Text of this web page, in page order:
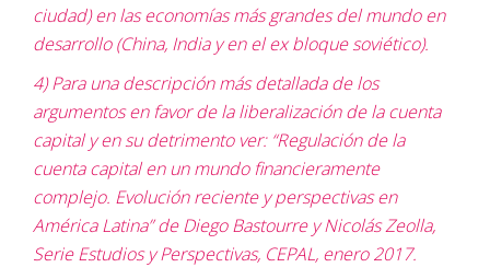
ciudad) en las economías más grandes del mundo en
desarrollo (China, India y en el ex bloque soviético).
4) Para una descripción más detallada de los
argumentos en favor de la liberalización de la cuenta
capital y en su detrimento ver: “Regulación de la
cuenta capital en un mundo financieramente
complejo. Evolución reciente y perspectivas en
América Latina” de Diego Bastourre y Nicolás Zeolla,
Serie Estudios y Perspectivas, CEPAL, enero 2017.